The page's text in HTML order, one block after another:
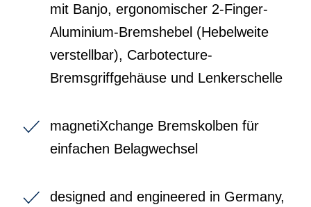
mit Banjo, ergonomischer 2-Finger-
Aluminium-Bremshebel (Hebelweite
verstellbar), Carbotecture-
Bremsgriffgehäuse und Lenkerschelle
magnetiXchange Bremskolben für
einfachen Belagwechsel
designed and engineered in Germany,